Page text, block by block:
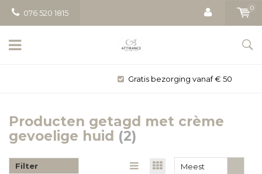
076 520 1815
0
Gratis bezorging vanaf € 50
Producten getagd met crème
gevoelige huid (2)
Filter
Meest